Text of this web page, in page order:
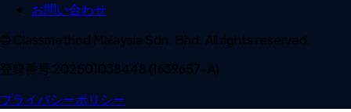
お問い合わせ
© Classmethod Malaysia Sdn. Bhd. All rights reserved.
登録番号 202501038448 (1639657-A)
プライバシーポリシー